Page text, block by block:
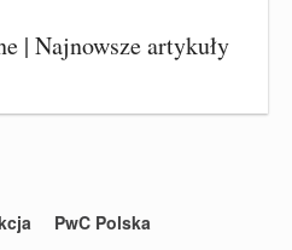
| Najnowsze artykuły
PwC Polska